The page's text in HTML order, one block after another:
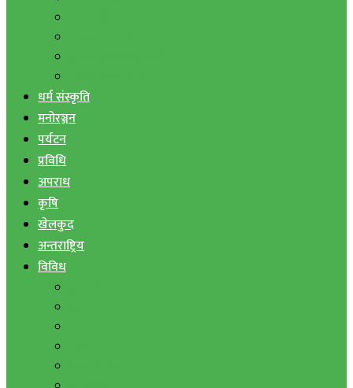
धर्म संस्कृति
मनोरञ्जन
पर्यटन
प्रविधि
अपराध
कृषि
खेलकुद
अन्तराष्ट्रिय
विविध